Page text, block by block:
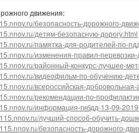
движения:
безопасность-дорожного-
детям-безопасную-дорогу.html
памятка-для-родителей-по-
изменения-правил-перевозки-
районный-конкурс-лучшее-
видеофильм-по-обучению-
всероссийская-добровольная-
рекомендации-по-
информация-гибдд-13-09-
лучший-способ-обучить-
безопасность-дорожного-